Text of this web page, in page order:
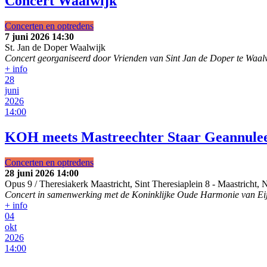
Concerten en optredens
7 juni 2026 14:30
St. Jan de Doper Waalwijk
Concert georganiseerd door Vrienden van Sint Jan de Doper te
+ info
28
juni
2026
14:00
KOH meets Mastreechter Staar
Concerten en optredens
28 juni 2026 14:00
Opus 9 / Theresiakerk Maastricht, Sint Theresiaplein 8 - Maastricht,
Concert in samenwerking met de Koninklijke Oude Harmonie van
+ info
04
okt
2026
14:00